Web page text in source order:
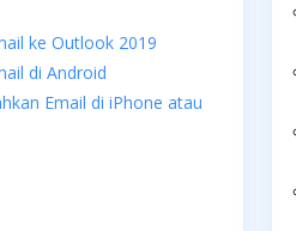
ke Outlook 2019
di Android
Email di iPhone atau